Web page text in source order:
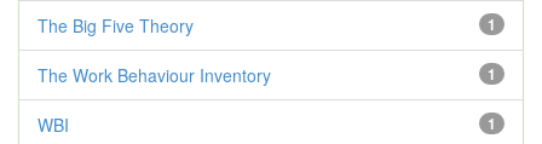
1
The Big Five Theory
1
The Work Behaviour Inventory
1
WBI